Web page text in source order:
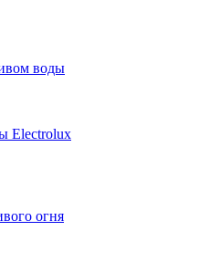
воды
Electrolux
огня